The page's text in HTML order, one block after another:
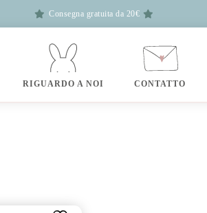
Consegna gratuita da 20€
RIGUARDO A NOI CONTATTO